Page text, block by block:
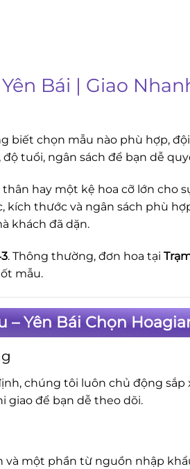
Bái | Giao
biết chọn mẫu nào phù hợp,
tuổi, ngân sách để bạn dễ
hay một kệ hoa cỡ lớn cho
kích thước và ngân sách phù
khách đã dặn.
. Thông thường, đơn hoa tại
mẫu.
– Yên Bái Chọn
chúng tôi luôn chủ động sắp
giao để bạn dễ theo dõi.
và một phần từ nguồn nhập